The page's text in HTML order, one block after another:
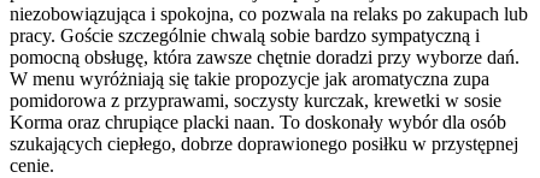
niezobowiązująca i spokojna, co pozwala na relaks po zakupach lub
pracy. Goście szczególnie chwalą sobie bardzo sympatyczną i
pomocną obsługę, która zawsze chętnie doradzi przy wyborze dań.
W menu wyróżniają się takie propozycje jak aromatyczna zupa
pomidorowa z przyprawami, soczysty kurczak, krewetki w sosie
Korma oraz chrupiące placki naan. To doskonały wybór dla osób
szukających ciepłego, dobrze doprawionego posiłku w przystępnej
cenie.